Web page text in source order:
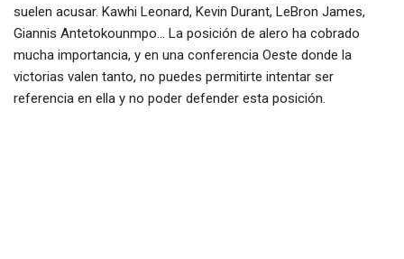
suelen acusar. Kawhi Leonard, Kevin Durant, LeBron James,
Giannis Antetokounmpo… La posición de alero ha cobrado
mucha importancia, y en una conferencia Oeste donde la
victorias valen tanto, no puedes permitirte intentar ser
referencia en ella y no poder defender esta posición.